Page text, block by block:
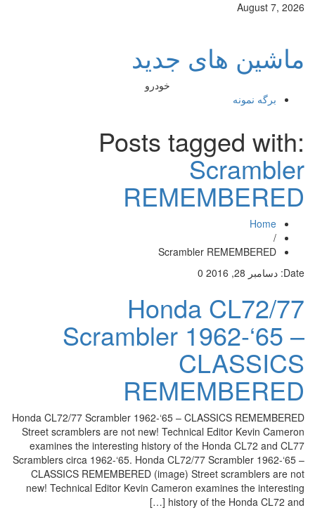
August 7, 2026
ماشین های جدید
خودرو
برگه نمونه
Posts tagged with:
Scrambler
REMEMBERED
Home
/
Scrambler REMEMBERED
Date: دسامبر 28, 2016 0
Honda CL72/77
Scrambler 1962-‘65 –
CLASSICS
REMEMBERED
Honda CL72/77 Scrambler 1962-‘65 – CLASSICS REMEMBERED
Street scramblers are not new! Technical Editor Kevin Cameron
examines the interesting history of the Honda CL72 and CL77
Scramblers circa 1962-‘65. Honda CL72/77 Scrambler 1962-‘65 –
CLASSICS REMEMBERED (image) Street scramblers are not
new! Technical Editor Kevin Cameron examines the interesting
history of the Honda CL72 and […]